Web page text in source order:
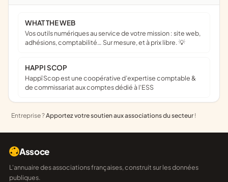
WHAT THE WEB
Vos outils numériques au service de votre mission : site web,
adhésions, comptabilité… Sur mesure, et à prix libre. 💡
HAPPI SCOP
Happï Scop est une coopérative d’expertise comptable &
de commissariat aux comptes dédié à l'ESS
Entreprise ?Apportez votre soutien aux associations du secteur !
Assoce
L'annuaire des associations françaises, construit sur les données
publiques.